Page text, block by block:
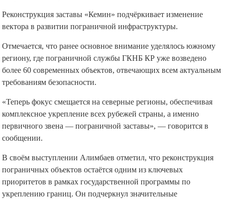
Реконструкция заставы «Кемин» подчёркивает изменение
вектора в развитии пограничной инфраструктуры.
Отмечается, что ранее основное внимание уделялось южному
региону, где пограничной службы ГКНБ КР уже возведено
более 60 современных объектов, отвечающих всем актуальным
требованиям безопасности.
«Теперь фокус смещается на северные регионы, обеспечивая
комплексное укрепление всех рубежей страны, а именно
первичного звена — пограничной заставы», — говорится в
сообщении.
В своём выступлении Алимбаев отметил, что реконструкция
пограничных объектов остаётся одним из ключевых
приоритетов в рамках государственной программы по
укреплению границ. Он подчеркнул значительные